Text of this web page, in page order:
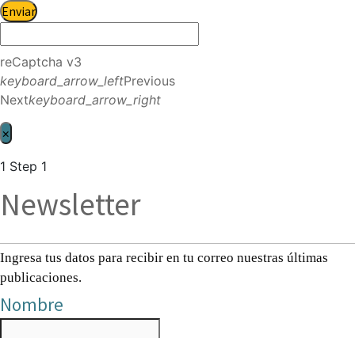
Enviar
reCaptcha v3
keyboard_arrow_leftPrevious
Nextkeyboard_arrow_right
×
1 Step 1
Newsletter
Ingresa tus datos para recibir en tu correo nuestras últimas
publicaciones.
Nombre